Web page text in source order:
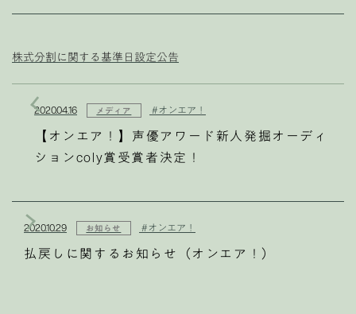
株式分割に関する基準日設定公告
2020.04.16 メディア #オンエア！
【オンエア！】声優アワード新人発掘オーディ
ションcoly賞受賞者決定！
2020.10.29 お知らせ #オンエア！
払戻しに関するお知らせ（オンエア！）